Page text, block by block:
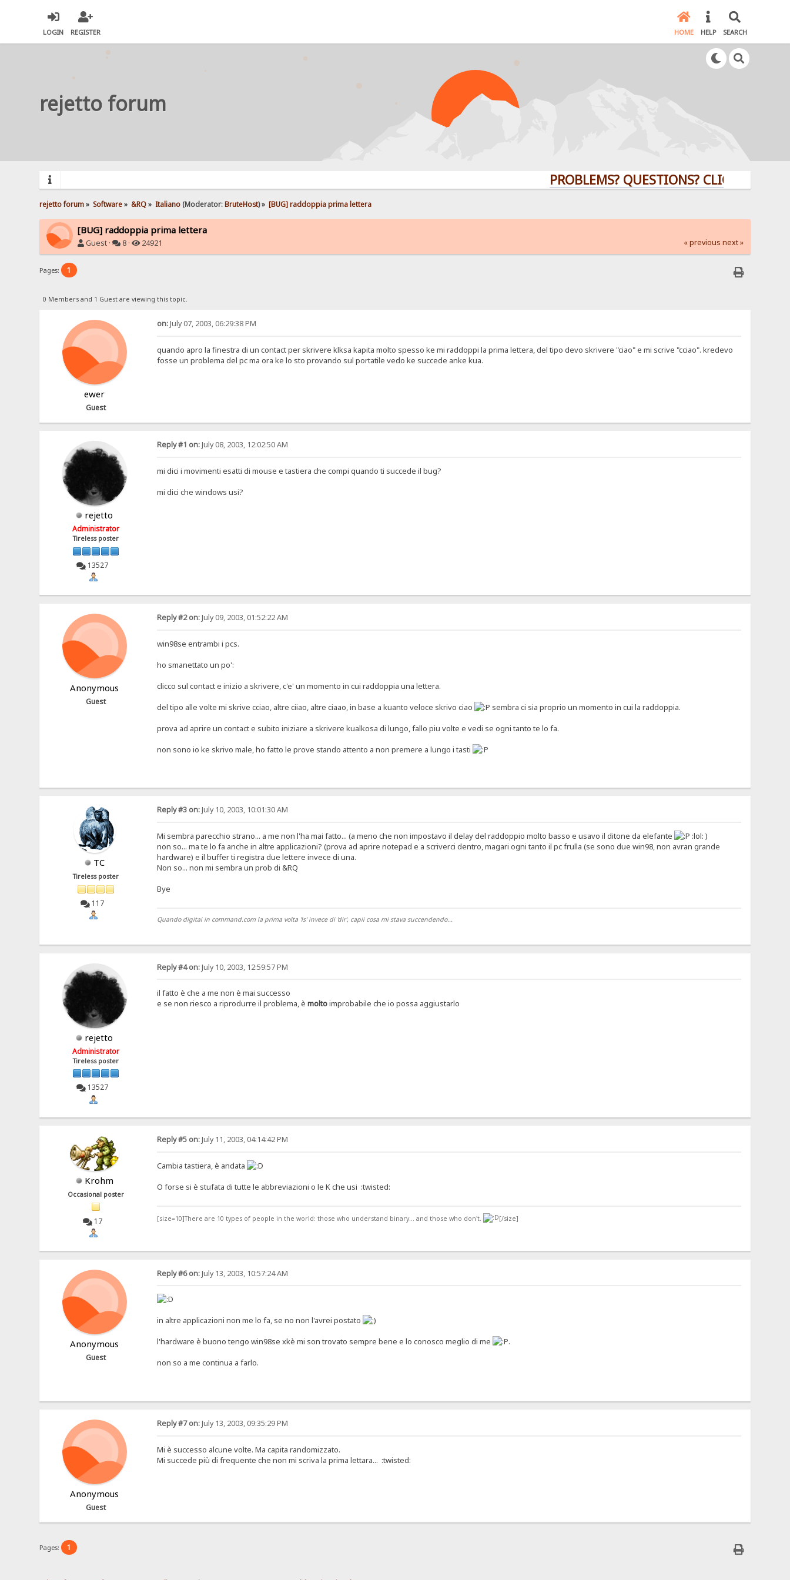
LOGIN REGISTER HOME HELP SEARCH
rejetto forum
PROBLEMS? QUESTIONS? CLICK HERE!
rejetto forum» Software» &RQ» Italiano(Moderator:BruteHost) » [BUG] raddoppia prima lettera
[BUG] raddoppia prima lettera
Guest · 8 · 24921 « previous next »
Pages: 1
0 Members and 1 Guest are viewing this topic.
ewer
Guest
on:July 07, 2003, 06:29:38 PM
quando apro la finestra di un contact per skrivere klksa kapita molto spesso ke mi raddoppi la prima lettera, del tipo devo skrivere "ciao" e mi scrive "cciao". kredevo
fosse un problema del pc ma ora ke lo sto provando sul portatile vedo ke succede anke kua.
rejetto
Administrator
Tireless poster
13527
Reply #1 on:July 08, 2003, 12:02:50 AM
mi dici i movimenti esatti di mouse e tastiera che compi quando ti succede il bug?
mi dici che windows usi?
Anonymous
Guest
Reply #2 on:July 09, 2003, 01:52:22 AM
win98se entrambi i pcs.
ho smanettato un po':
clicco sul contact e inizio a skrivere, c'e' un momento in cui raddoppia una lettera.
del tipo alle volte mi skrive cciao, altre ciiao, altre ciaao, in base a kuanto veloce skrivo ciao
sembra ci sia proprio un momento in cui la raddoppia.
prova ad aprire un contact e subito iniziare a skrivere kualkosa di lungo, fallo piu volte e vedi se ogni tanto te lo fa.
non sono io ke skrivo male, ho fatto le prove stando attento a non premere a lungo i tasti
TC
Tireless poster
117
Reply #3 on:July 10, 2003, 10:01:30 AM
Mi sembra parecchio strano... a me non l'ha mai fatto... (a meno che non impostavo il delay del raddoppio molto basso e usavo il ditone da elefante
:lol: )
non so... ma te lo fa anche in altre applicazioni? (prova ad aprire notepad e a scriverci dentro, magari ogni tanto il pc frulla (se sono due win98, non avran grande
hardware) e il buffer ti registra due lettere invece di una.
Non so... non mi sembra un prob di &RQ
Bye
Quando digitai in command.com la prima volta 'ls' invece di 'dir', capii cosa mi stava succendendo...
rejetto
Administrator
Tireless poster
13527
Reply #4 on:July 10, 2003, 12:59:57 PM
il fatto è che a me non è mai successo
e se non riesco a riprodurre il problema, è moltoimprobabile che io possa aggiustarlo
Krohm
Occasional poster
17
Reply #5 on:July 11, 2003, 04:14:42 PM
Cambia tastiera, è andata
O forse si è stufata di tutte le abbreviazioni o le K che usi :twisted:
[size=10]There are 10 types of people in the world: those who understand binary... and those who don't. [/size]
Anonymous
Guest
Reply #6 on:July 13, 2003, 10:57:24 AM
in altre applicazioni non me lo fa, se no non l'avrei postato
l'hardware è buono tengo win98se xkè mi son trovato sempre bene e lo conosco meglio di me
.
non so a me continua a farlo.
Anonymous
Guest
Reply #7 on:July 13, 2003, 09:35:29 PM
Mi è successo alcune volte. Ma capita randomizzato.
Mi succede più di frequente che non mi scriva la prima lettara... :twisted:
Pages: 1